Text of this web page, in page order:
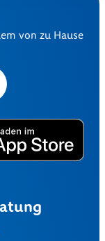
von zu Hause